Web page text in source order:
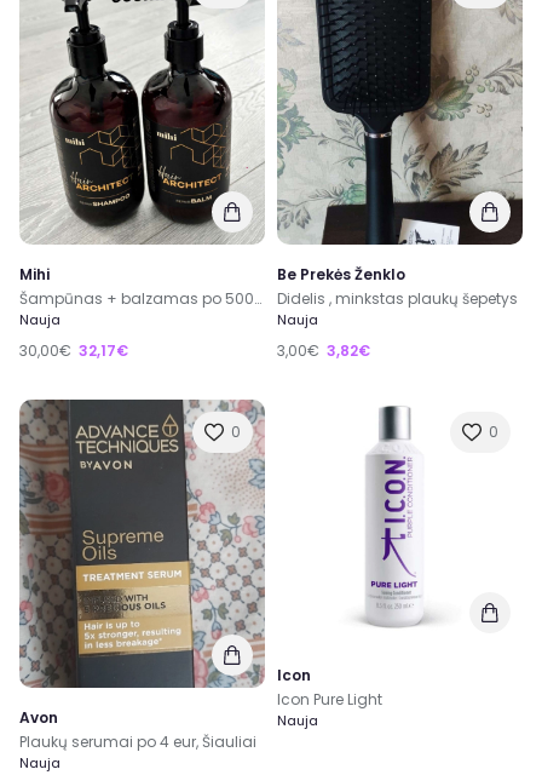
Mihi
Šampūnas + balzamas po 500ml
Nauja
30,00€ 32,17€
Be Prekės Ženklo
Didelis , minkstas plaukų šepetys
Nauja
3,00€ 3,82€
0
Avon
Plaukų serumai po 4 eur, Šiauliai
Nauja
0
Icon
Icon Pure Light
Nauja